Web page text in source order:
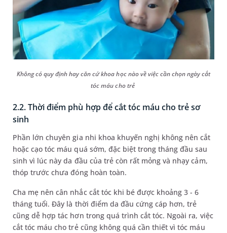
Không có quy định hay căn cứ khoa học nào về việc cần chọn ngày cắt
tóc máu cho trẻ
2.2. Thời điểm phù hợp để cắt tóc máu cho trẻ sơ
sinh
Phần lớn chuyên gia nhi khoa khuyến nghị không nên cắt
hoặc cạo tóc máu quá sớm, đặc biệt trong tháng đầu sau
sinh vì lúc này da đầu của trẻ còn rất mỏng và nhạy cảm,
thóp trước chưa đóng hoàn toàn.
Cha mẹ nên cân nhắc cắt tóc khi bé được khoảng 3 - 6
tháng tuổi. Đây là thời điểm da đầu cứng cáp hơn, trẻ
cũng dễ hợp tác hơn trong quá trình cắt tóc. Ngoài ra, việc
cắt tóc máu cho trẻ cũng không quá cần thiết vì tóc máu